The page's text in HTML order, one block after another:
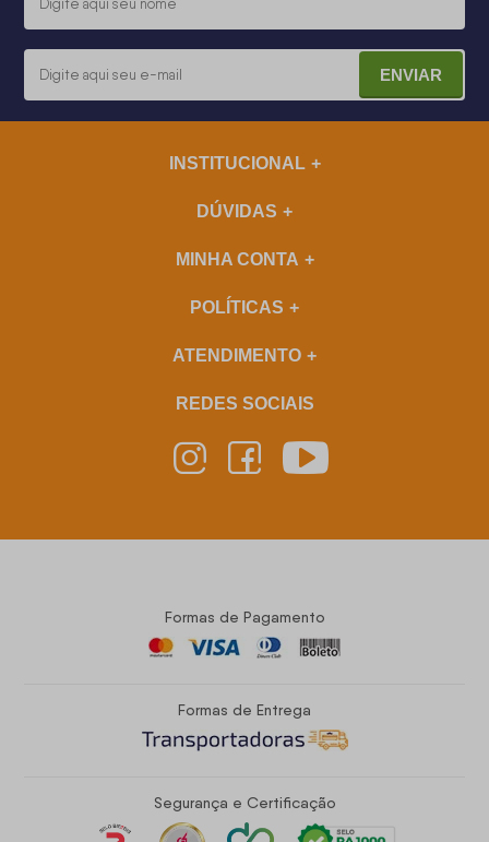
ENVIAR
INSTITUCIONAL
DÚVIDAS
MINHA CONTA
POLÍTICAS
ATENDIMENTO
REDES SOCIAIS
Formas de Pagamento
Formas de Entrega
Segurança e Certificação